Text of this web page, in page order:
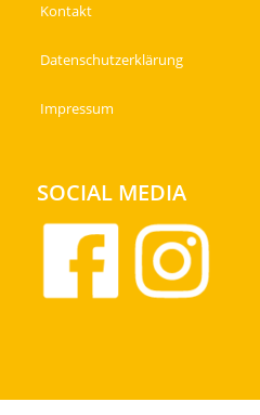
Kontakt
Datenschutzerklärung
Impressum
SOCIAL MEDIA